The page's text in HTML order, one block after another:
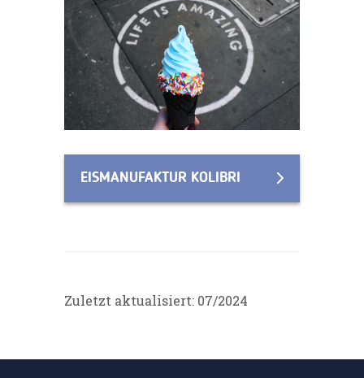
EISMANUFAKTUR KOLIBRI
Zuletzt aktualisiert: 07/2024